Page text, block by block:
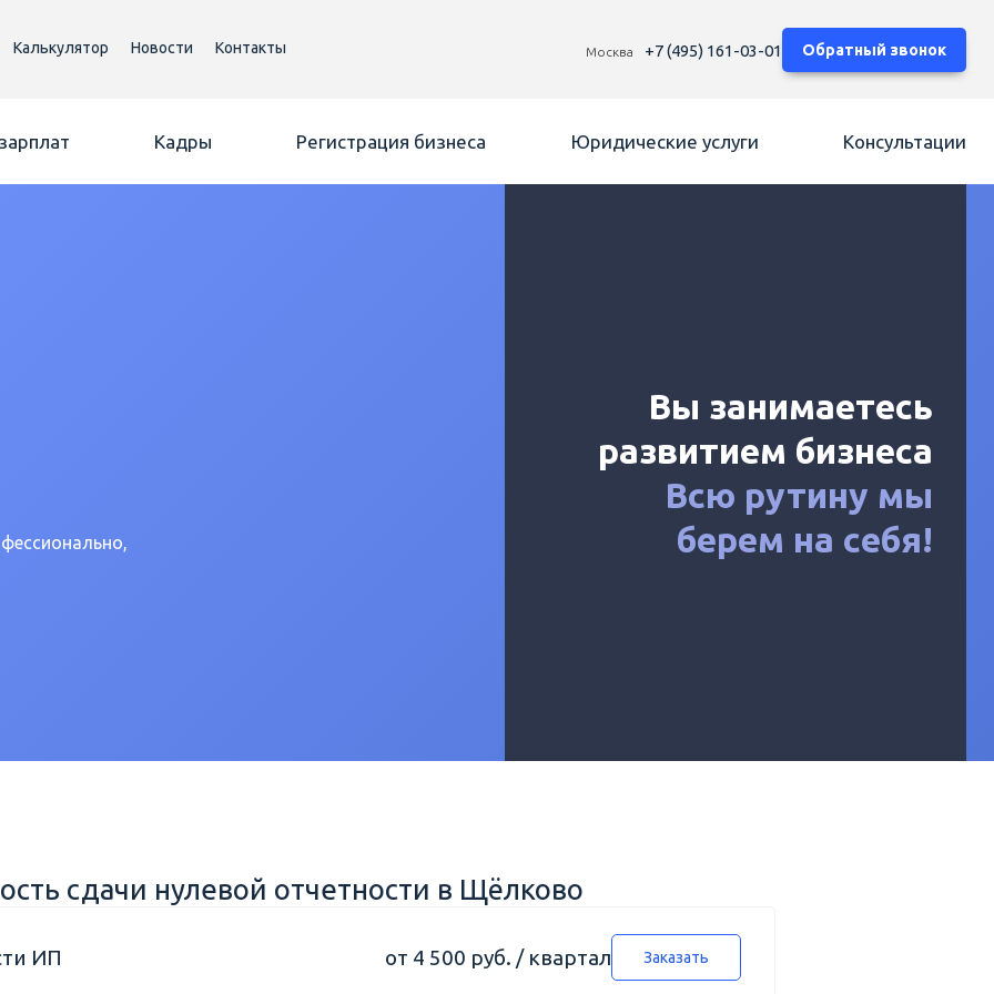
Калькулятор Новости Контакты Москва +7 (495) 161-03-01 Обратный звонок
Кадры Регистрация бизнеса Юридические услуги Консультации
Вы занимаетесь
развитием бизнеса
Всю рутину мы
берем на себя!
сдачи нулевой отчетности в Щёлково
ИП от 4 500 руб. / квартал Заказать